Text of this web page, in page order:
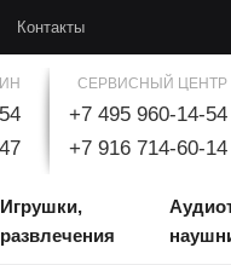
Контакты
СЕРВИСНЫЙ ЦЕНТР
+7 495 960-14-54
+7 916 714-60-14
Игрушки,
развлечения